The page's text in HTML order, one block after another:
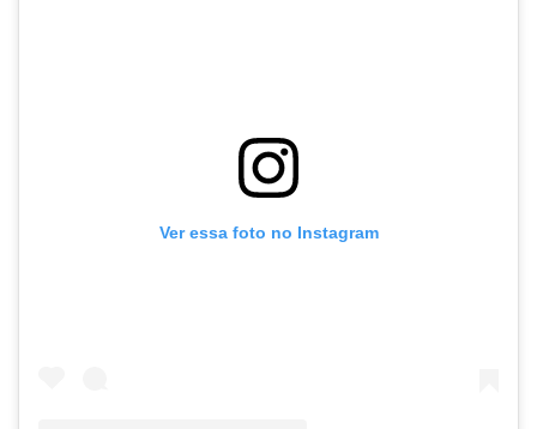
Ver essa foto no Instagram